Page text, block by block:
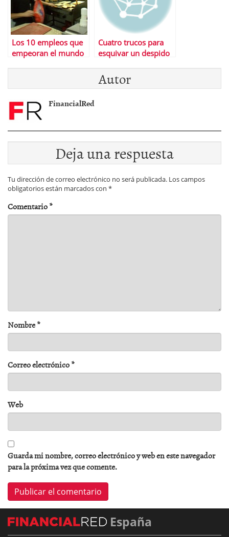
Los 10 empleos que
empeoran el mundo
Cuatro trucos para
esquivar un despido
Autor
FinancialRed
Deja una respuesta
Tu dirección de correo electrónico no será publicada. Los campos
obligatorios están marcados con *
Comentario*
Nombre*
Correo electrónico*
Web
Guarda mi nombre, correo electrónico y web en este navegador
para la próxima vez que comente.
España